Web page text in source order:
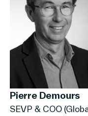
Pierre Demours
SEVP & COO